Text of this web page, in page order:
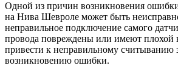
Одной из причин возникновения
на Нива Шевроле может быть
неправильное подключение самого
провода повреждены или имеют плохой
привести к неправильному считыванию
возникновению ошибки.